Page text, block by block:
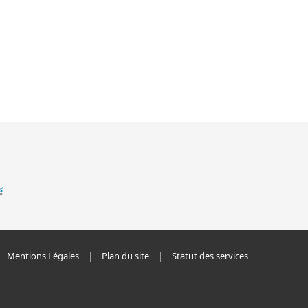
Mentions Légales Plan du site Statut des services